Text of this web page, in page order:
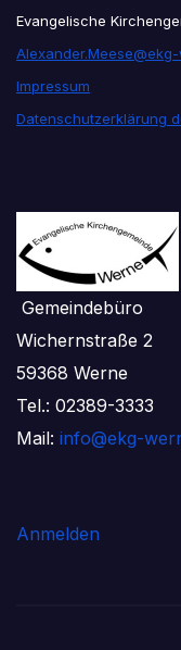
Evangelische
Impressum
Datenschutzerklärung
Gemeindebüro
Wichernstraße 2
59368 Werne
Tel.: 02389-3333
Mail: info@ekg-
Anmelden